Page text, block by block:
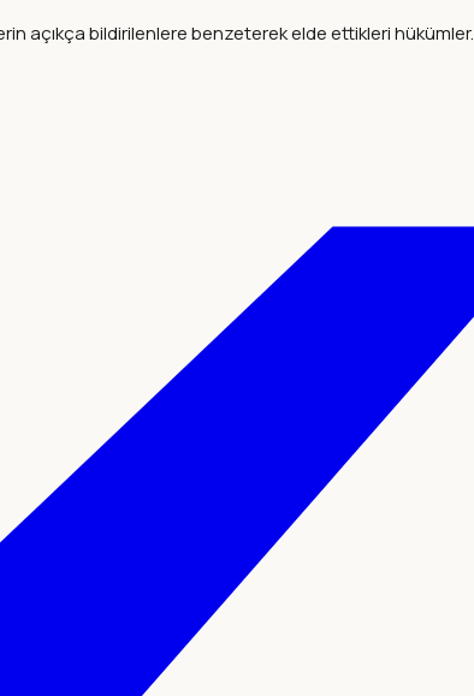
açıkça bildirilenlere benzeterek elde ettikleri hükümler.